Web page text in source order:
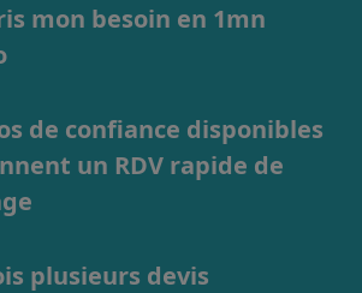
mon besoin en 1mn
de confiance disponibles
un RDV rapide de
plusieurs devis